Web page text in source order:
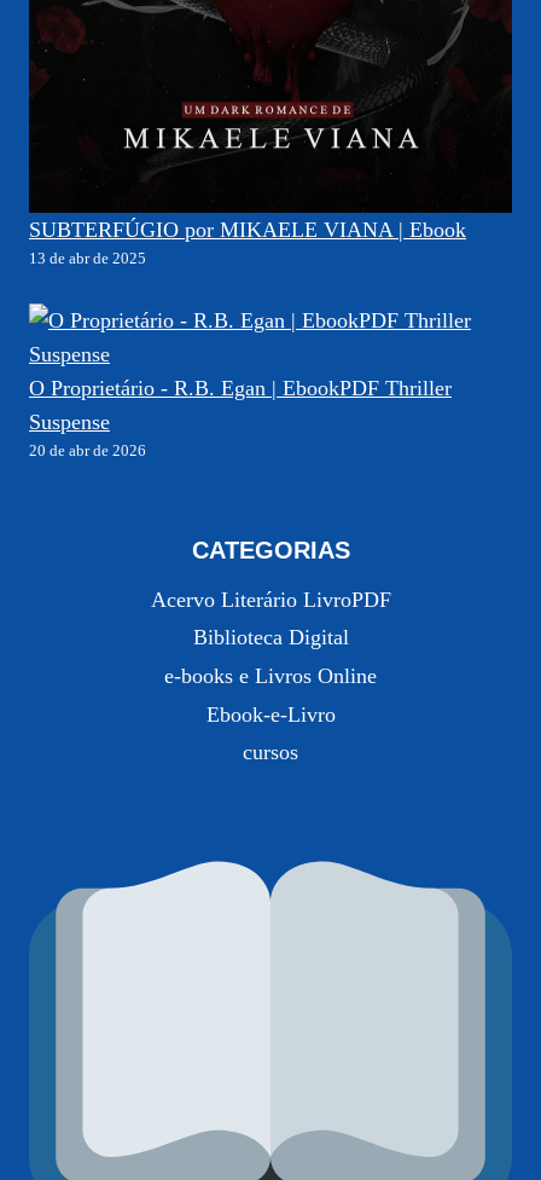
SUBTERFÚGIO por MIKAELE VIANA | Ebook
13 de abr de 2025
O Proprietário - R.B. Egan | EbookPDF Thriller
Suspense
20 de abr de 2026
CATEGORIAS
Acervo Literário LivroPDF
Biblioteca Digital
e-books e Livros Online
Ebook-e-Livro
cursos